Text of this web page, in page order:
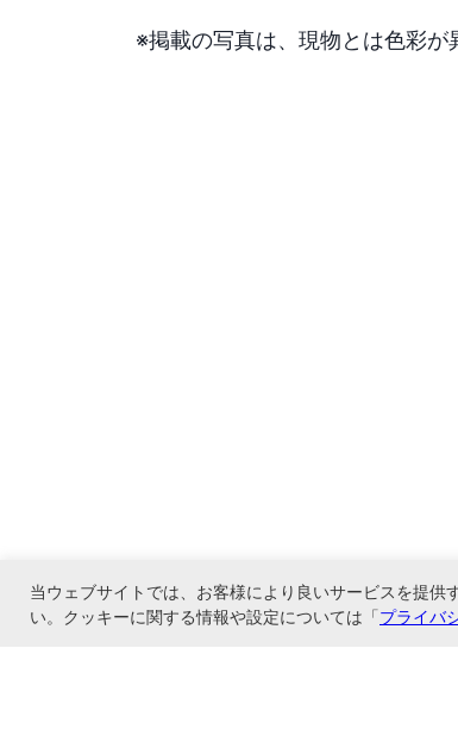
※掲載の写真は、現物とは色彩が
当ウェブサイトでは、お客様により良いサービスを提
い。クッキーに関する情報や設定については「プライバ